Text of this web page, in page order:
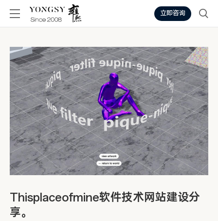
立即咨询
Thisplaceofmine软件技术网站建设分
享。